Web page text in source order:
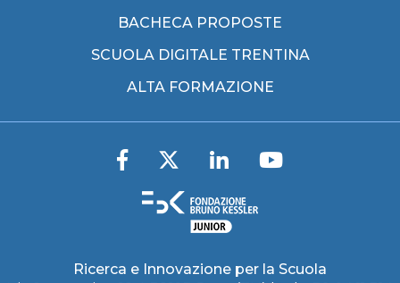
BACHECA PROPOSTE
SCUOLA DIGITALE TRENTINA
ALTA FORMAZIONE
Ricerca e Innovazione per la Scuola